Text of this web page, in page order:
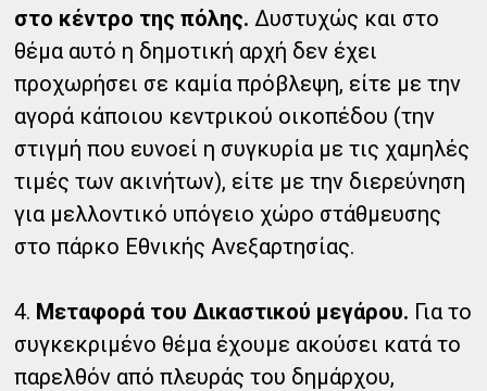
στο κέντρο της πόλης. Δυστυχώς και στο
θέμα αυτό η δημοτική αρχή δεν έχει
προχωρήσει σε καμία πρόβλεψη, είτε με την
αγορά κάποιου κεντρικού οικοπέδου (την
στιγμή που ευνοεί η συγκυρία με τις χαμηλές
τιμές των ακινήτων), είτε με την διερεύνηση
για μελλοντικό υπόγειο χώρο στάθμευσης
στο πάρκο Εθνικής Ανεξαρτησίας.
4. Μεταφορά του Δικαστικού μεγάρου. Για το
συγκεκριμένο θέμα έχουμε ακούσει κατά το
παρελθόν από πλευράς του δημάρχου,